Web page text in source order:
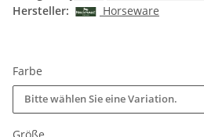
Hersteller:
Horseware
Farbe
Bitte wählen Sie eine Variation.